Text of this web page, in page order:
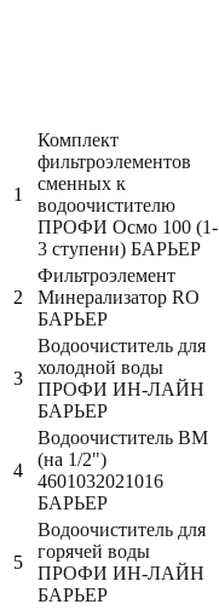
1
Комплект
фильтроэлементов
сменных к
водоочистителю
ПРОФИ Осмо 100 (1-
3 ступени) БАРЬЕР
2
Фильтроэлемент
Минерализатор RO
БАРЬЕР
3
Водоочиститель для
холодной воды
ПРОФИ ИН-ЛАЙН
БАРЬЕР
4
Водоочиститель ВМ
(на 1/2")
4601032021016
БАРЬЕР
5
Водоочиститель для
горячей воды
ПРОФИ ИН-ЛАЙН
БАРЬЕР